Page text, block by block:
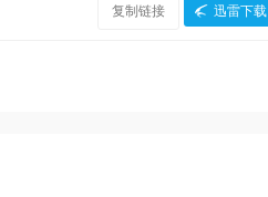
复制链接 迅雷下载